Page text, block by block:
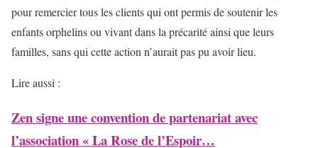
pour remercier tous les clients qui ont permis de soutenir les
enfants orphelins ou vivant dans la précarité ainsi que leurs
familles, sans qui cette action n’aurait pas pu avoir lieu.
Lire aussi :
Zen signe une convention de partenariat avec
l’association « La Rose de l’Espoir…